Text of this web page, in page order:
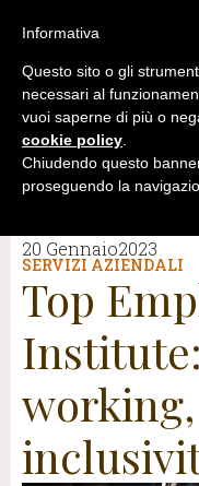
20 Gennaio2023
SERVIZI AZIENDALI
Top
Informativa
Questo sito o gli
necessari al
vuoi saperne di più o
cookie policy.
Chiudendo questo
proseguendo la